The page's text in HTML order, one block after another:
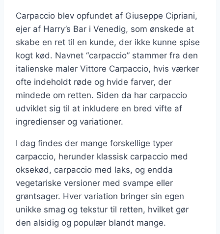
Carpaccio blev opfundet af Giuseppe Cipriani,
ejer af Harry’s Bar i Venedig, som ønskede at
skabe en ret til en kunde, der ikke kunne spise
kogt kød. Navnet “carpaccio” stammer fra den
italienske maler Vittore Carpaccio, hvis værker
ofte indeholdt røde og hvide farver, der
mindede om retten. Siden da har carpaccio
udviklet sig til at inkludere en bred vifte af
ingredienser og variationer.
I dag findes der mange forskellige typer
carpaccio, herunder klassisk carpaccio med
oksekød, carpaccio med laks, og endda
vegetariske versioner med svampe eller
grøntsager. Hver variation bringer sin egen
unikke smag og tekstur til retten, hvilket gør
den alsidig og populær blandt mange.